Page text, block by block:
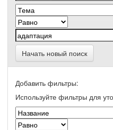
Начать новый поиск
Добавить фильтры:
Используйте фильтры для